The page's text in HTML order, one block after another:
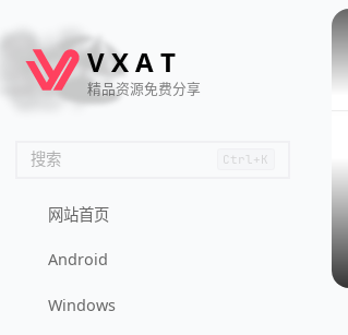
🙌
🐟
🏖️
VXA T
精品资源免费分享
搜索 Ctrl+K
网站首页
Android
Windows